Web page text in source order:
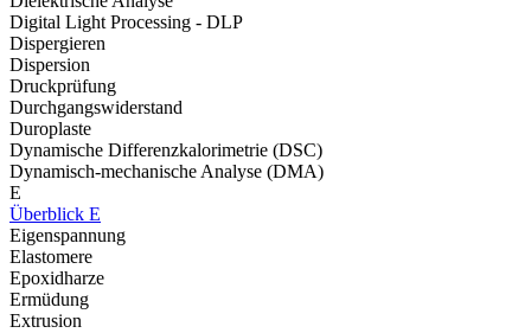
Digital Light Processing - DLP
Dispergieren
Dispersion
Druckprüfung
Durchgangswiderstand
Duroplaste
Dynamische Differenzkalorimetrie (DSC)
Dynamisch-mechanische Analyse (DMA)
E
Überblick E
Eigenspannung
Elastomere
Epoxidharze
Ermüdung
Extrusion